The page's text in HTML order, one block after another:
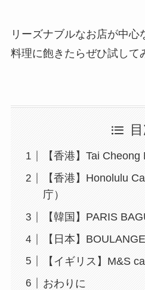
リーズナブルなお店が中
料理に飽きたらぜひ試して
【香港】Tai Cheong
【香港】Honolulu
庁）
【韓国】PARIS
【日本】
【イギリス】M&S
おわりに